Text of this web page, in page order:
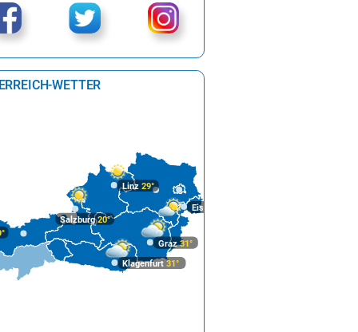
WETTER
Klagenfurt 31°
Graz31°
Eisenstadt
Salzburg20°
Linz29°